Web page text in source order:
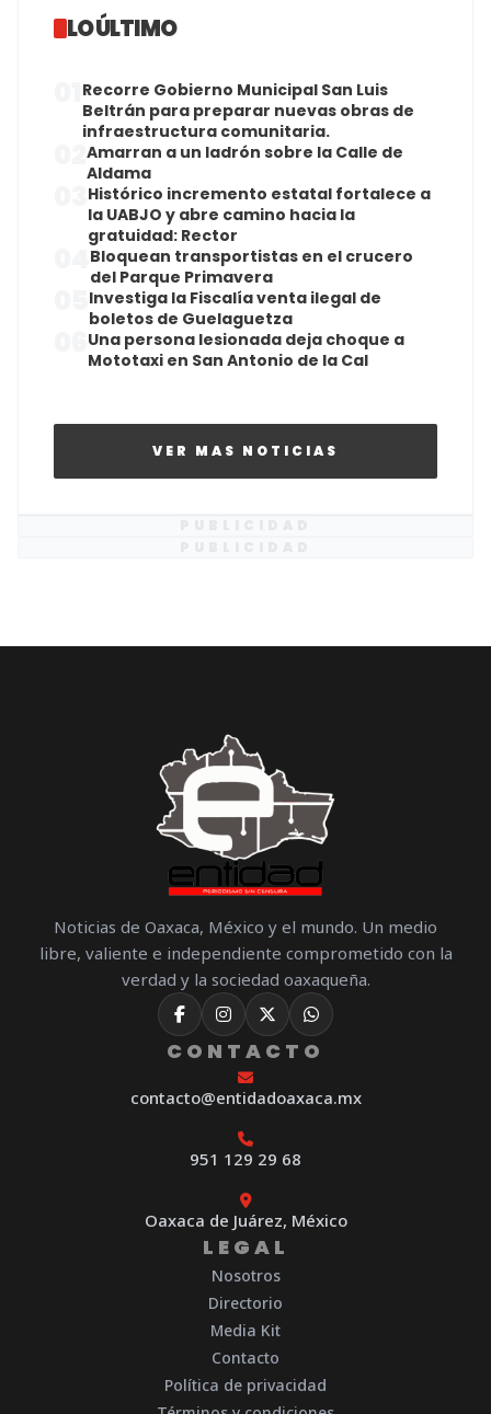
LO ÚLTIMO
Recorre Gobierno Municipal San Luis
Beltrán para preparar nuevas obras de
infraestructura comunitaria.
Amarran a un ladrón sobre la Calle de
Aldama
Histórico incremento estatal fortalece a
la UABJO y abre camino hacia la
gratuidad: Rector
Bloquean transportistas en el crucero
del Parque Primavera
Investiga la Fiscalía venta ilegal de
boletos de Guelaguetza
Una persona lesionada deja choque a
Mototaxi en San Antonio de la Cal
VER MAS NOTICIAS
Noticias de Oaxaca, México y el mundo. Un medio
libre, valiente e independiente comprometido con la
verdad y la sociedad oaxaqueña.
CONTACTO
contacto@entidadoaxaca.mx
951 129 29 68
Oaxaca de Juárez, México
LEGAL
Nosotros
Directorio
Media Kit
Contacto
Política de privacidad